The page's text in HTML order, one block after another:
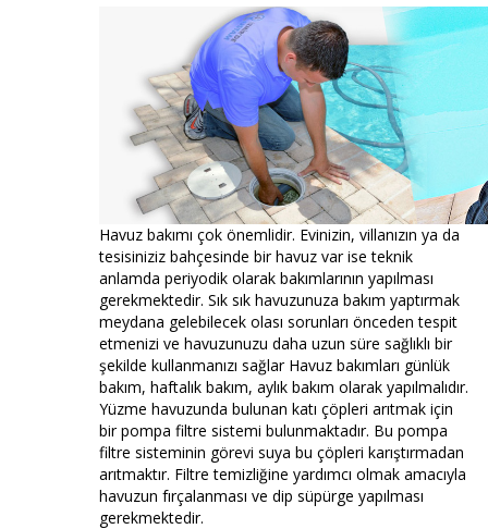
Havuz bakımı çok önemlidir. Evinizin, villanızın ya da
tesisiniziz bahçesinde bir havuz var ise teknik
anlamda periyodik olarak bakımlarının yapılması
gerekmektedir. Sık sık havuzunuza bakım yaptırmak
meydana gelebilecek olası sorunları önceden tespit
etmenizi ve havuzunuzu daha uzun süre sağlıklı bir
şekilde kullanmanızı sağlar Havuz bakımları günlük
bakım, haftalık bakım, aylık bakım olarak yapılmalıdır.
Yüzme havuzunda bulunan katı çöpleri arıtmak için
bir pompa filtre sistemi bulunmaktadır. Bu pompa
filtre sisteminin görevi suya bu çöpleri karıştırmadan
arıtmaktır. Filtre temizliğine yardımcı olmak amacıyla
havuzun fırçalanması ve dip süpürge yapılması
gerekmektedir.